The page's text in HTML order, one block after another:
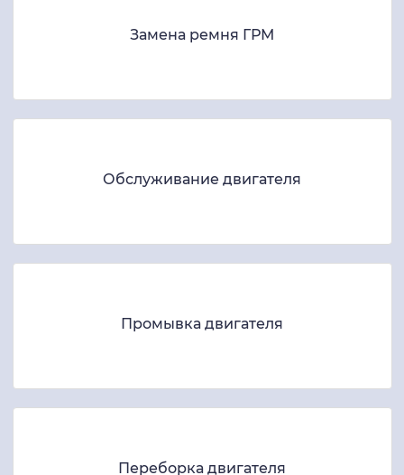
Замена ремня ГРМ
Обслуживание двигателя
Промывка двигателя
Переборка двигателя